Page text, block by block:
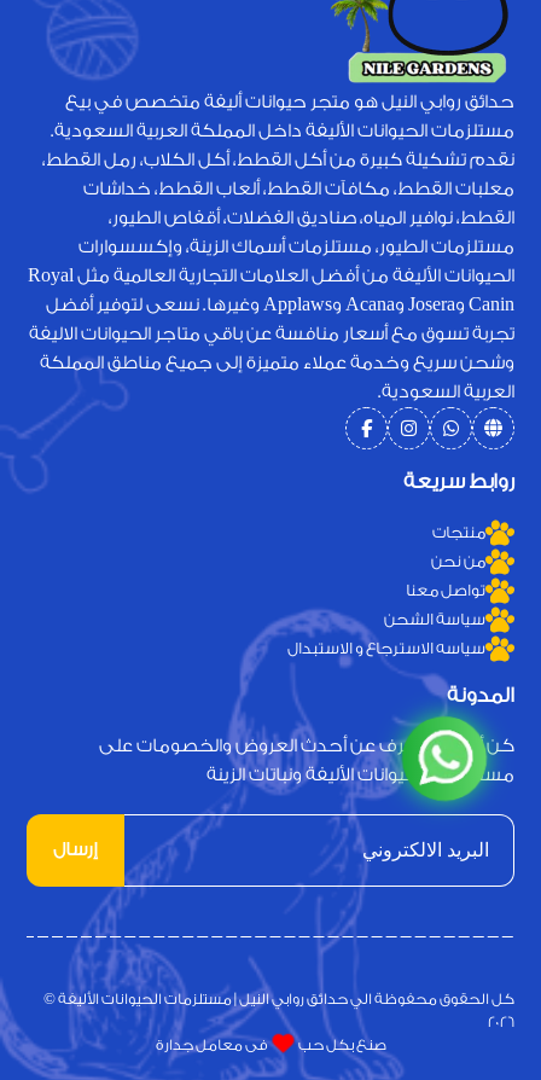
حدائق روابي النيل هو متجر حيوانات أليفة متخصص في بيع
مستلزمات الحيوانات الأليفة داخل المملكة العربية السعودية.
نقدم تشكيلة كبيرة من أكل القطط، أكل الكلاب، رمل القطط،
معلبات القطط، مكافآت القطط، ألعاب القطط، خداشات
القطط، نوافير المياه، صناديق الفضلات، أقفاص الطيور،
مستلزمات الطيور، مستلزمات أسماك الزينة، وإكسسوارات
الحيوانات الأليفة من أفضل العلامات التجارية العالمية مثل Royal
Canin وJosera وAcana وApplaws وغيرها. نسعى لتوفير أفضل
تجربة تسوق مع أسعار منافسة عن باقي متاجر الحيوانات الاليفة
وشحن سريع وخدمة عملاء متميزة إلى جميع مناطق المملكة
العربية السعودية.
روابط سريعة
منتجات
من نحن
تواصل معنا
سياسة الشحن
سياسه الاسترجاع و الاستبدال
المدونة
كن أول من يعرف عن أحدث العروض والخصومات على
مستلزمات الحيوانات الأليفة ونباتات الزينة
إرسال
كل الحقوق محفوظة الي حدائق روابي النيل | مستلزمات الحيوانات الأليفة ©
2026
صنع بكل حب
فى معامل جدارة